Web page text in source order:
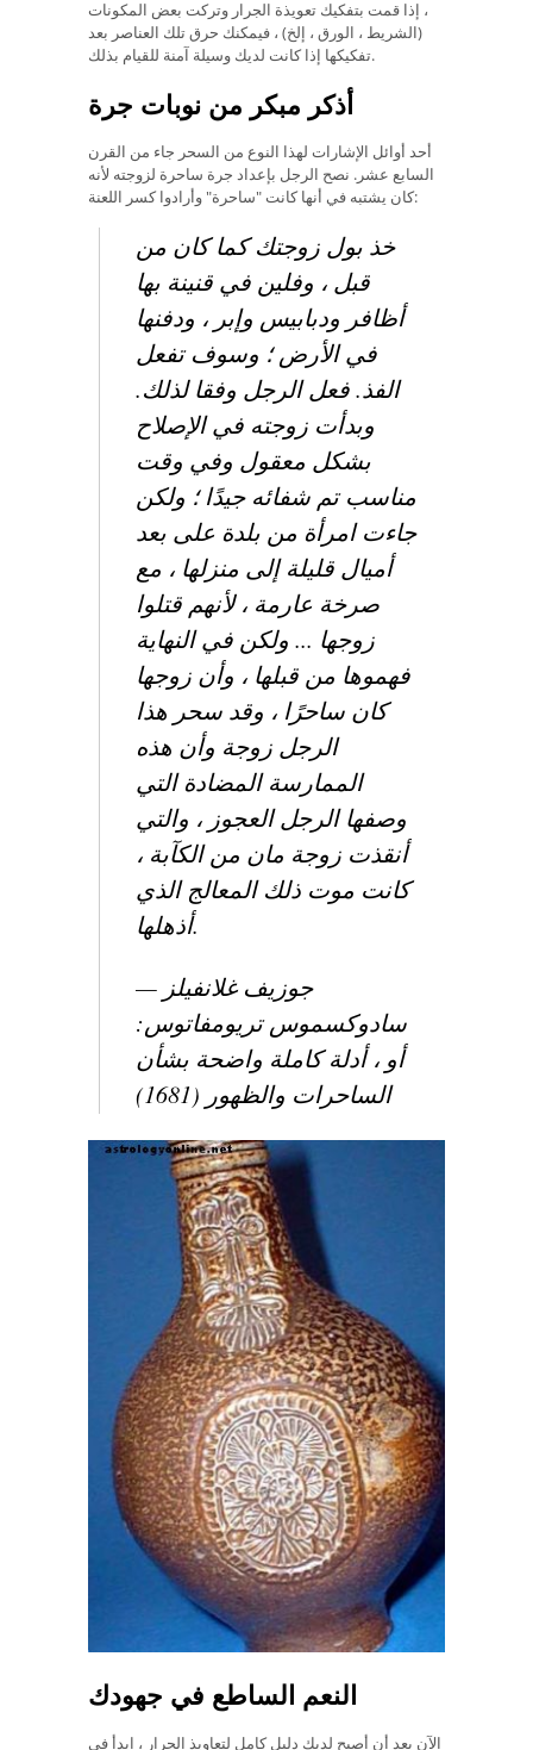
، إذا قمت بتفكيك تعويذة الجرار وتركت بعض المكونات
(الشريط ، الورق ، إلخ) ، فيمكنك حرق تلك العناصر بعد
تفكيكها إذا كانت لديك وسيلة آمنة للقيام بذلك.
أذكر مبكر من نوبات جرة
أحد أوائل الإشارات لهذا النوع من السحر جاء من القرن
السابع عشر. نصح الرجل بإعداد جرة ساحرة لزوجته لأنه
كان يشتبه في أنها كانت "ساحرة" وأرادوا كسر اللعنة:
خذ بول زوجتك كما كان من
قبل ، وفلين في قنينة بها
أظافر ودبابيس وإبر ، ودفنها
في الأرض ؛ وسوف تفعل
الفذ. فعل الرجل وفقا لذلك.
وبدأت زوجته في الإصلاح
بشكل معقول وفي وقت
مناسب تم شفائه جيدًا ؛ ولكن
جاءت امرأة من بلدة على بعد
أميال قليلة إلى منزلها ، مع
صرخة عارمة ، لأنهم قتلوا
زوجها ... ولكن في النهاية
فهموها من قبلها ، وأن زوجها
كان ساحرًا ، وقد سحر هذا
الرجل زوجة وأن هذه
الممارسة المضادة التي
وصفها الرجل العجوز ، والتي
أنقذت زوجة مان من الكآبة ،
كانت موت ذلك المعالج الذي
أذهلها.
— جوزيف غلانفيلز
سادوكسموستريومفاتوس:
أو ، أدلة كاملة واضحة بشأن
الساحرات والظهور (1681)
النعم الساطع في جهودك
الآن بعد أن أصبح لديك دليل كامل لتعاويذ الجرار ، ابدأ في